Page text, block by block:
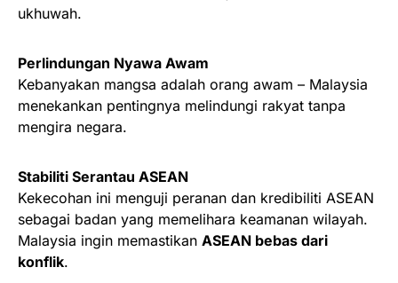
ukhuwah.
Perlindungan Nyawa Awam
Kebanyakan mangsa adalah orang awam – Malaysia
menekankan pentingnya melindungi rakyat tanpa
mengira negara.
Stabiliti Serantau ASEAN
Kekecohan ini menguji peranan dan kredibiliti ASEAN
sebagai badan yang memelihara keamanan wilayah.
Malaysia ingin memastikan ASEAN bebas dari
konflik.